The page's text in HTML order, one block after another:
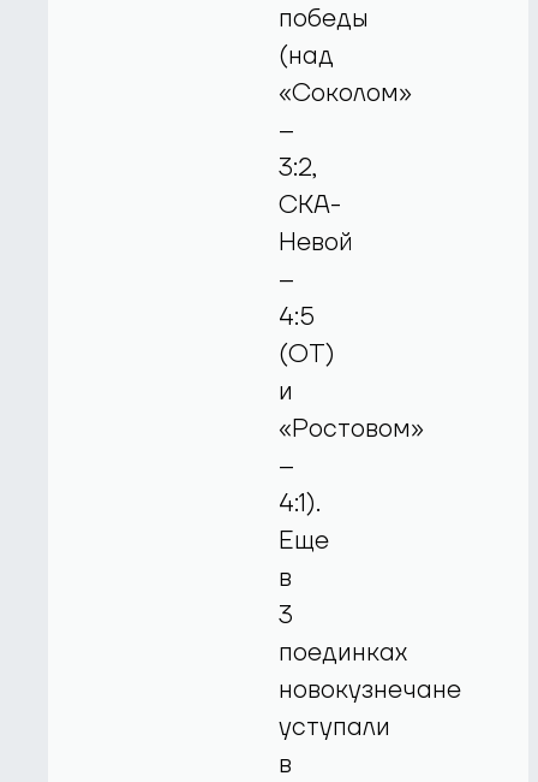
победы
(над
«Соколом»
–
3:2,
СКА-
Невой
–
4:5
(ОТ)
и
«Ростовом»
–
4:1).
Еще
в
3
поединках
новокузнечане
уступали
в